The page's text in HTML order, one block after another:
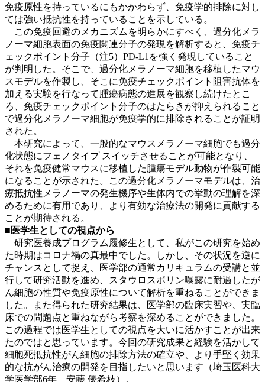
免疫原性を持っているにもかかわらず、免疫学的排除に対し
ては強い抵抗性を持っていることを示している。
この免疫回避のメカニズムを明らかにすべく、過分化メラ
ノーマ細胞表面の免疫関連分子の発現を解析すると、免疫チ
ェックポイント分子（注5）PD-L1を強く発現していること
が判明した。そこで、過分化メラノーマ細胞を移植したマウ
スモデルを作製し、そこに免疫チェックポイント阻害抗体を
加える実験を行なって腫瘍病態の進展を観察し続けたとこ
ろ、免疫チェックポイント分子のはたらきが抑えられること
で過分化メラノーマ細胞が免疫学的に排除されることが証明
された。
本研究によって、一般的なマウスメラノーマ細胞でも過分
化状態にフェノタイプ スイッチさせることが可能となり、
それを免疫健常マウスに移植した腫瘍モデル動物が作製可能
になることが示された。この過分化メラノーマモデルは、治
療抵抗性メラノーマの発生機序や生体内での挙動の理解を深
めるために有用であり、より有効な治療法の開発に貢献する
ことが期待される。
■医学生としての視点から
研究医養成プログラム履修生として、私がこの研究を始め
た時期はコロナ禍の真最中でした。しかし、その状況を逆に
チャンスとして捉え、医学部の通常カリキュラムの受講と並
行して研究活動を進め、スタウロスポリン曝露に耐過したが
ん細胞の性質や免疫原性について解析を重ねることができま
した。また得られた研究結果は、医学部の臨床実習や、実臨
床での問題点と重ねながら考察を深めることができました。
この過程では医学生としての視点を大いに活かすことが出来
たのではと思っています。今回の研究成果と経験を活かして
細胞死抵抗性がん細胞の排除方法の確立や、より手堅く効果
的な抗がん治療の開発を目指したいと思います（埼玉医科大
学医学部6年 安藤 優希枝）。